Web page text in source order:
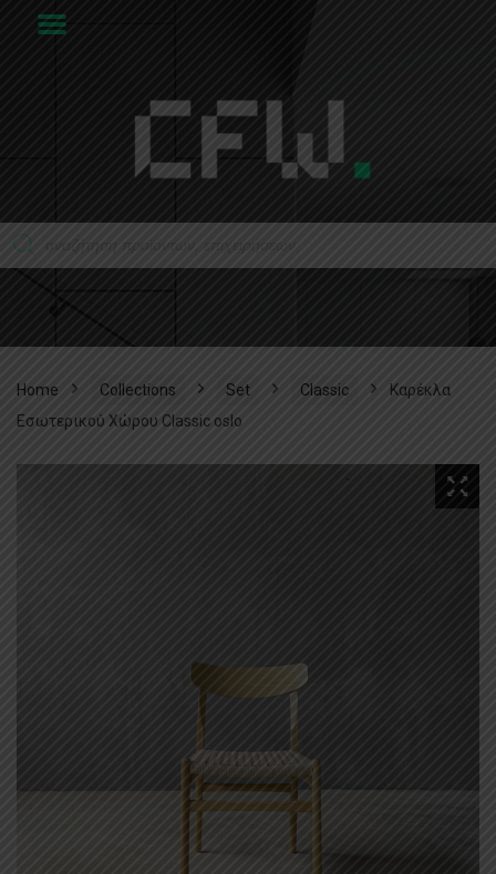
Home Collections Set Classic
Καρέκλα
Εσωτερικού Χώρου Classic oslo